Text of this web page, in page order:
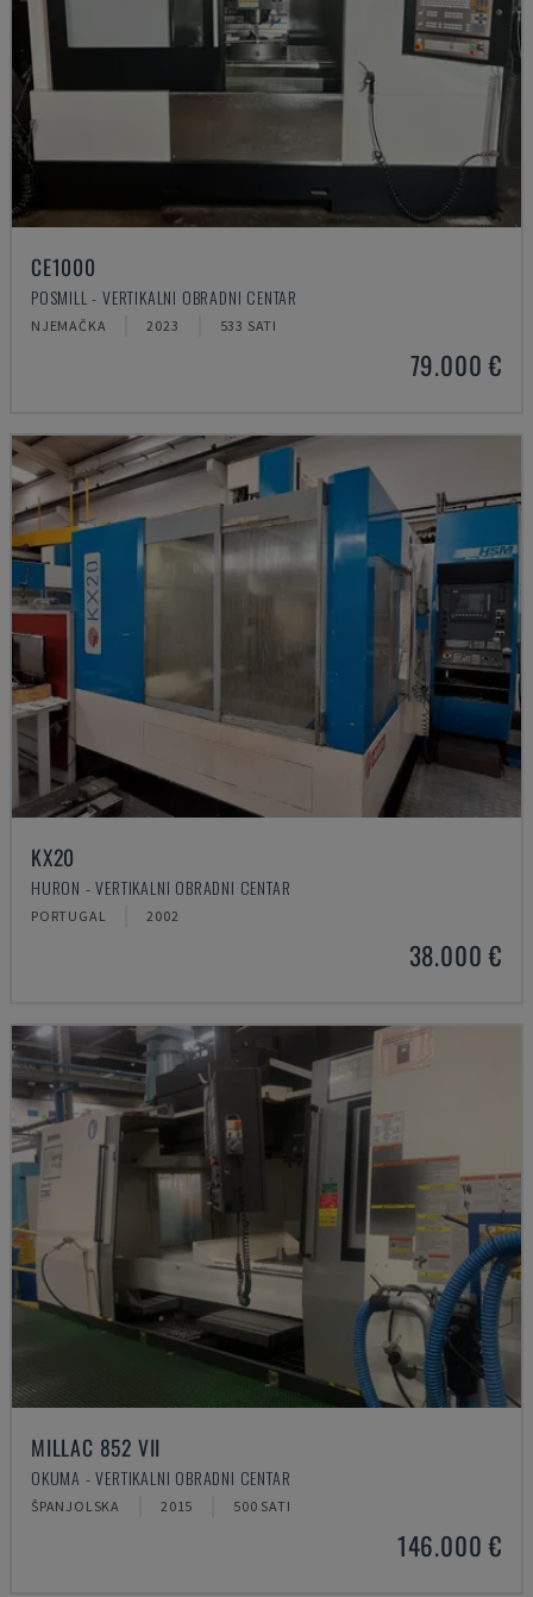
CE1000
POSMILL - VERTIKALNI OBRADNI CENTAR
NJEMAČKA 2023 533 SATI
79.000 €
KX20
HURON - VERTIKALNI OBRADNI CENTAR
PORTUGAL 2002
38.000 €
MILLAC 852 VII
OKUMA - VERTIKALNI OBRADNI CENTAR
ŠPANJOLSKA 2015 500 SATI
146.000 €